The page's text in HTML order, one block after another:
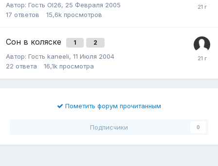
Автор: Гость Ol26, 25 Февраля 2005
17 ответов 15,6k просмотров
Сон в коляске 1 2
Автор: Гость kaneeli, 11 Июля 2004
22 ответа 16,1k просмотра
Пометить форум прочитанным
Подписчики 0